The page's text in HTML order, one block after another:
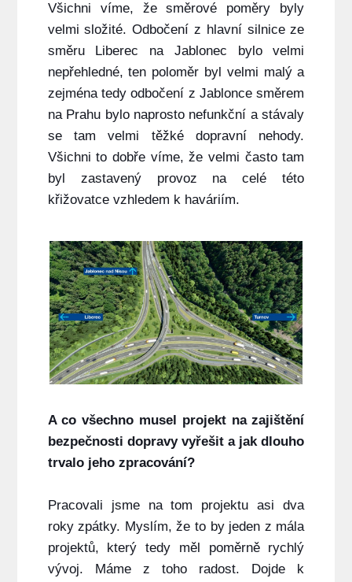
Všichni víme, že směrové poměry byly
velmi složité. Odbočení z hlavní silnice ze
směru Liberec na Jablonec bylo velmi
nepřehledné, ten poloměr byl velmi malý a
zejména tedy odbočení z Jablonce směrem
na Prahu bylo naprosto nefunkční a stávaly
se tam velmi těžké dopravní nehody.
Všichni to dobře víme, že velmi často tam
byl zastavený provoz na celé této
křižovatce vzhledem k haváriím.
A co všechno musel projekt na zajištění
bezpečnosti dopravy vyřešit a jak dlouho
trvalo jeho zpracování?
Pracovali jsme na tom projektu asi dva
roky zpátky. Myslím, že to by jeden z mála
projektů, který tedy měl poměrně rychlý
vývoj. Máme z toho radost. Dojde k